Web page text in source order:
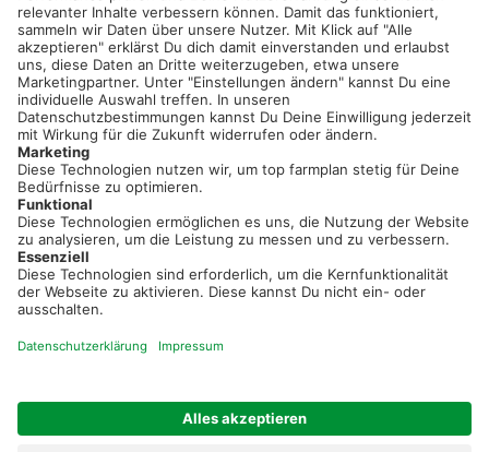
Sei immer auf dem Laufenden!
Neue Features, spannende Tipps und hilfreiche Anleitungen!
Registriere dich kostenlos!
einfach und bequem!
Kostenlos registrieren & sofort starten